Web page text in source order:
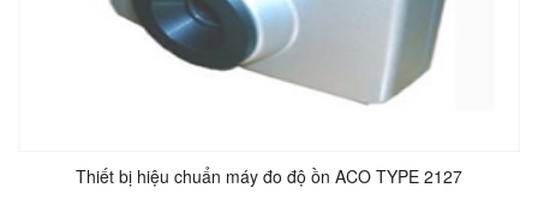
Thiết bị hiệu chuẩn máy đo độ ồn ACO TYPE 2127